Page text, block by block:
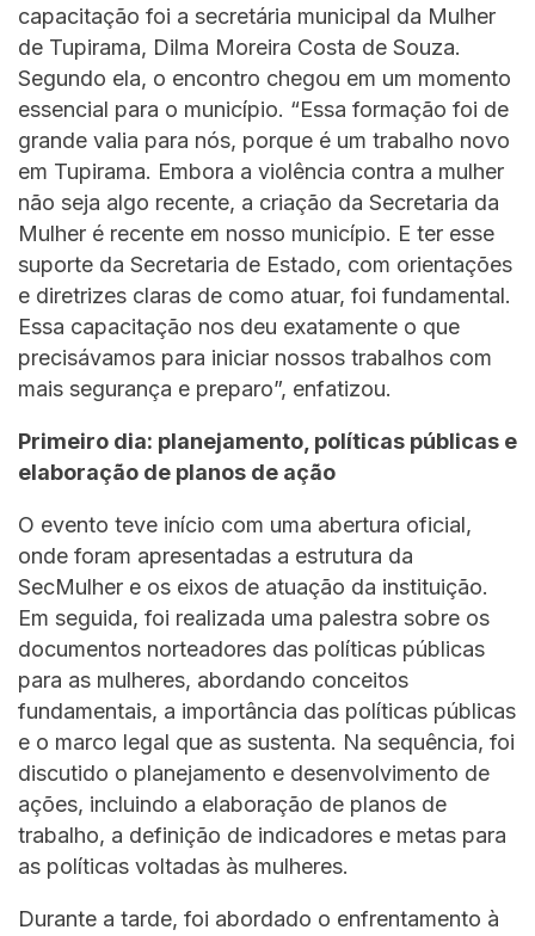
capacitação foi a secretária municipal da Mulher
de Tupirama, Dilma Moreira Costa de Souza.
Segundo ela, o encontro chegou em um momento
essencial para o município. “Essa formação foi de
grande valia para nós, porque é um trabalho novo
em Tupirama. Embora a violência contra a mulher
não seja algo recente, a criação da Secretaria da
Mulher é recente em nosso município. E ter esse
suporte da Secretaria de Estado, com orientações
e diretrizes claras de como atuar, foi fundamental.
Essa capacitação nos deu exatamente o que
precisávamos para iniciar nossos trabalhos com
mais segurança e preparo”, enfatizou.
Primeiro dia: planejamento, políticas públicas e
elaboração de planos de ação
O evento teve início com uma abertura oficial,
onde foram apresentadas a estrutura da
SecMulher e os eixos de atuação da instituição.
Em seguida, foi realizada uma palestra sobre os
documentos norteadores das políticas públicas
para as mulheres, abordando conceitos
fundamentais, a importância das políticas públicas
e o marco legal que as sustenta. Na sequência, foi
discutido o planejamento e desenvolvimento de
ações, incluindo a elaboração de planos de
trabalho, a definição de indicadores e metas para
as políticas voltadas às mulheres.
Durante a tarde, foi abordado o enfrentamento à